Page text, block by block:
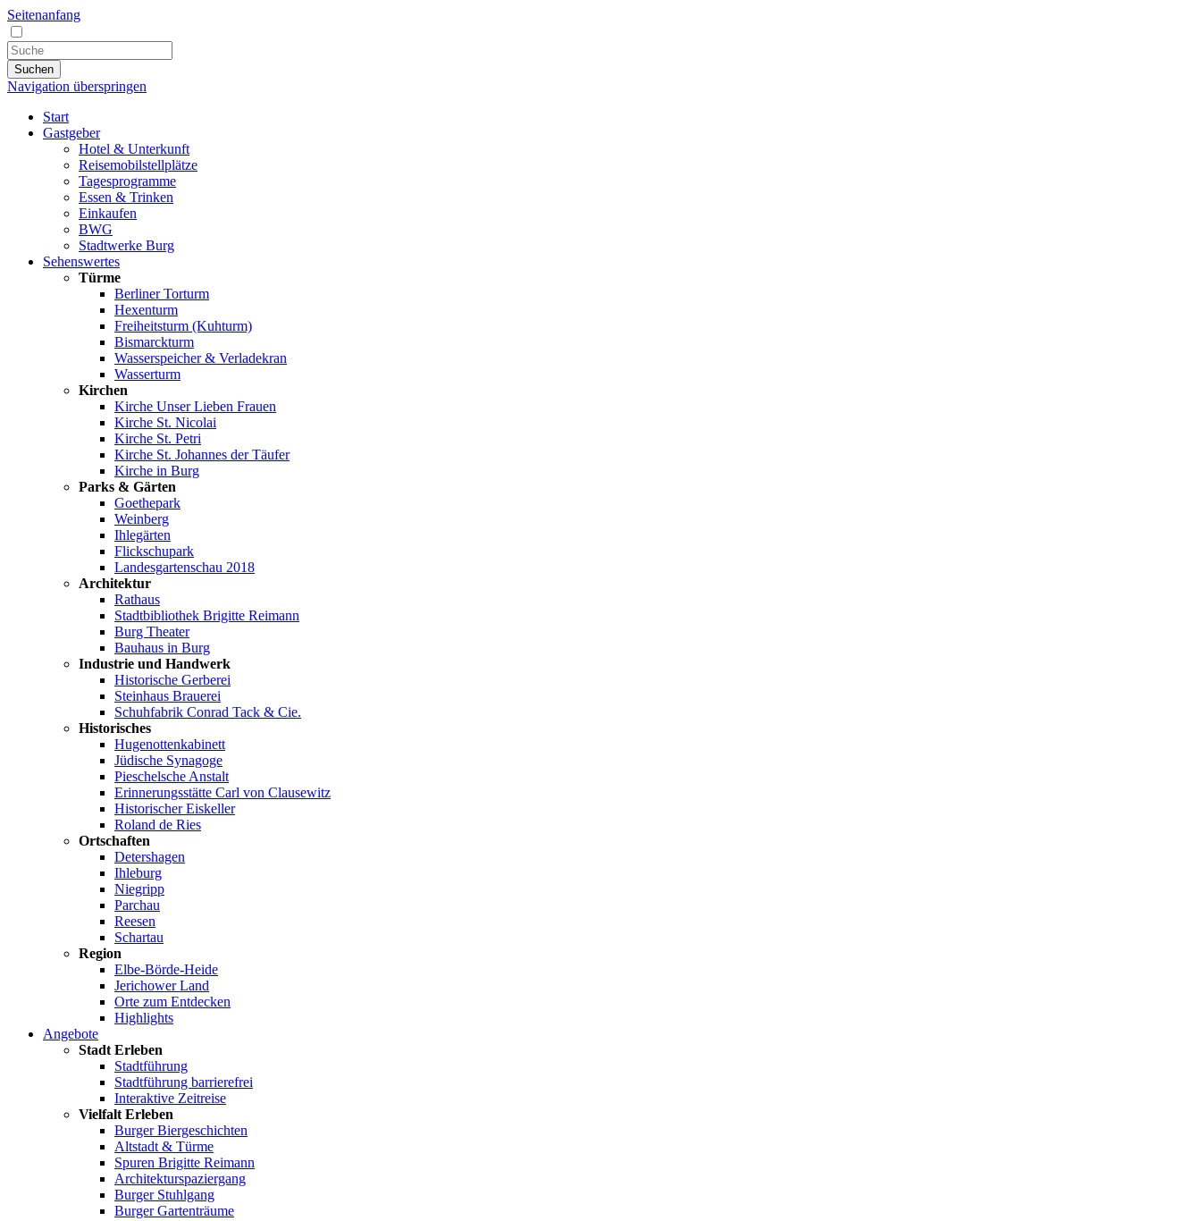
Seitenanfang
Suchen
Navigation überspringen
Start
Gastgeber
Hotel & Unterkunft
Reisemobilstellplätze
Tagesprogramme
Essen & Trinken
Einkaufen
BWG
Stadtwerke Burg
Sehenswertes
Türme
Berliner Torturm
Hexenturm
Freiheitsturm (Kuhturm)
Bismarckturm
Wasserspeicher & Verladekran
Wasserturm
Kirchen
Kirche Unser Lieben Frauen
Kirche St. Nicolai
Kirche St. Petri
Kirche St. Johannes der Täufer
Kirche in Burg
Parks & Gärten
Goethepark
Weinberg
Ihlegärten
Flickschupark
Landesgartenschau 2018
Architektur
Rathaus
Stadtbibliothek Brigitte Reimann
Burg Theater
Bauhaus in Burg
Industrie und Handwerk
Historische Gerberei
Steinhaus Brauerei
Schuhfabrik Conrad Tack & Cie.
Historisches
Hugenottenkabinett
Jüdische Synagoge
Pieschelsche Anstalt
Erinnerungsstätte Carl von Clausewitz
Historischer Eiskeller
Roland de Ries
Ortschaften
Detershagen
Ihleburg
Niegripp
Parchau
Reesen
Schartau
Region
Elbe-Börde-Heide
Jerichower Land
Orte zum Entdecken
Highlights
Angebote
Stadt Erleben
Stadtführung
Stadtführung barrierefrei
Interaktive Zeitreise
Vielfalt Erleben
Burger Biergeschichten
Altstadt & Türme
Spuren Brigitte Reimann
Architekturspaziergang
Burger Stuhlgang
Burger Gartenträume